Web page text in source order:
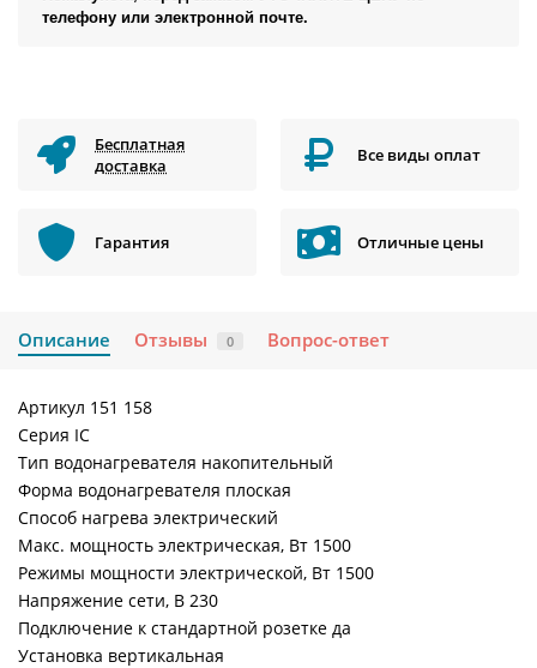
телефону или электронной почте.
Бесплатная
доставка
Все виды оплат
Гарантия Отличные цены
Описание Отзывы 0 Вопрос-ответ
Артикул 151 158
Серия IC
Тип водонагревателя накопительный
Форма водонагревателя плоская
Способ нагрева электрический
Макс. мощность электрическая, Вт 1500
Режимы мощности электрической, Вт 1500
Напряжение сети, В 230
Подключение к стандартной розетке да
Установка вертикальная